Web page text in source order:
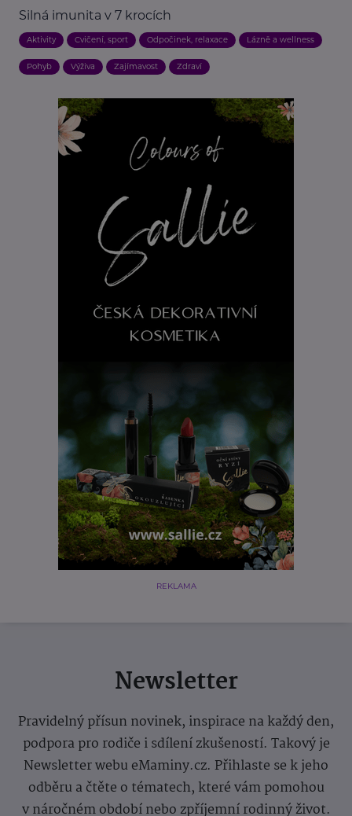
Silná imunita v 7 krocích
Aktivity Cvičení, sport Odpočinek, relaxace Lázně a wellness
Pohyb Výživa Zajímavost Zdraví
REKLAMA
Newsletter
Pravidelný přísun novinek, inspirace na každý den,
podpora pro rodiče i sdílení zkušeností. Takový je
Newsletter webu eMaminy.cz. Přihlaste se k jeho
odběru a čtěte o tématech, které vám pomohou
v náročném období nebo zpříjemní rodinný život.